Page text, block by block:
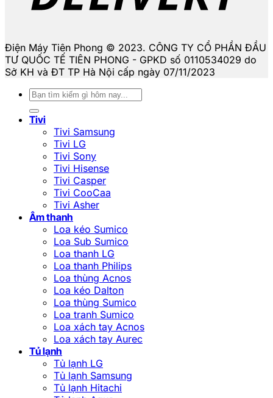
Điện Máy Tiên Phong © 2023. CÔNG TY CỔ PHẦN ĐẦU
TƯ QUỐC TẾ TIÊN PHONG - GPKD số 0110534029 do
Sở KH và ĐT TP Hà Nội cấp ngày 07/11/2023
Tìm
kiếm:
Tivi
Tivi Samsung
Tivi LG
Tivi Sony
Tivi Hisense
Tivi Casper
Tivi CooCaa
Tivi Asher
Âm thanh
Loa kéo Sumico
Loa Sub Sumico
Loa thanh LG
Loa thanh Philips
Loa thùng Acnos
Loa kéo Dalton
Loa thùng Sumico
Loa tranh Sumico
Loa xách tay Acnos
Loa xách tay Aurec
Tủ lạnh
Tủ lạnh LG
Tủ lạnh Samsung
Tủ lạnh Hitachi